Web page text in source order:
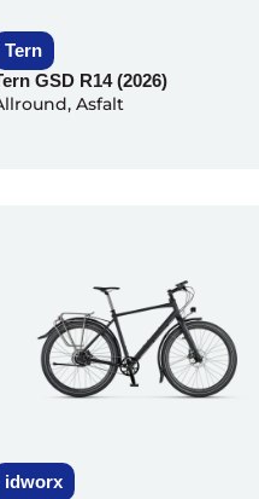
Tern
GSD R14 (2026)
, Asfalt
idworx